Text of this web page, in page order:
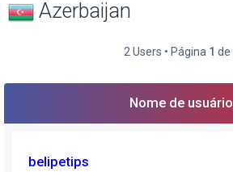
Azerbaijan
2 Users • Página 1 de
Nome de usuário
belipetips